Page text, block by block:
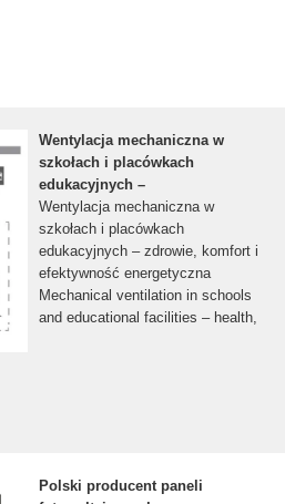
Wentylacja mechaniczna w
szkołach i placówkach
edukacyjnych –
Wentylacja mechaniczna w
szkołach i placówkach
edukacyjnych – zdrowie, komfort i
efektywność energetyczna
Mechanical ventilation in schools
and educational facilities – health,
Polski producent paneli